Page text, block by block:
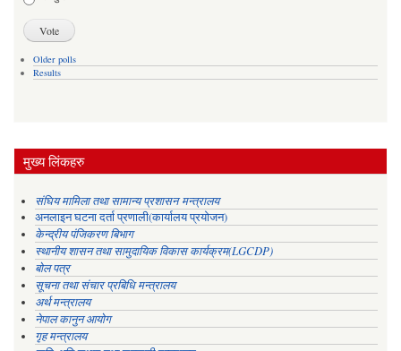
Older polls
Results
मुख्य लिंकहरु
संघिय मामिला तथा सामान्य प्रशासन मन्त्रालय
अनलाइन घटना दर्ता प्रणाली(कार्यालय प्रयोजन)
केन्द्रीय पंजिकरण बिभाग
स्थानीय शासन तथा सामुदायिक विकास कार्यक्रम(LGCDP)
बोल पत्र
सूचना तथा संचार प्रबिधि मन्त्रालय
अर्थ मन्त्रालय
नेपाल कानुन आयोग
गृह मन्त्रालय